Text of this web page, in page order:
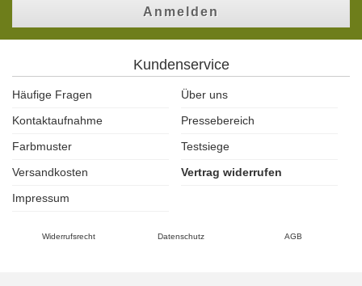
Anmelden
Kundenservice
Häufige Fragen
Über uns
Kontaktaufnahme
Pressebereich
Farbmuster
Testsiege
Versandkosten
Vertrag widerrufen
Impressum
Widerrufsrecht Datenschutz AGB